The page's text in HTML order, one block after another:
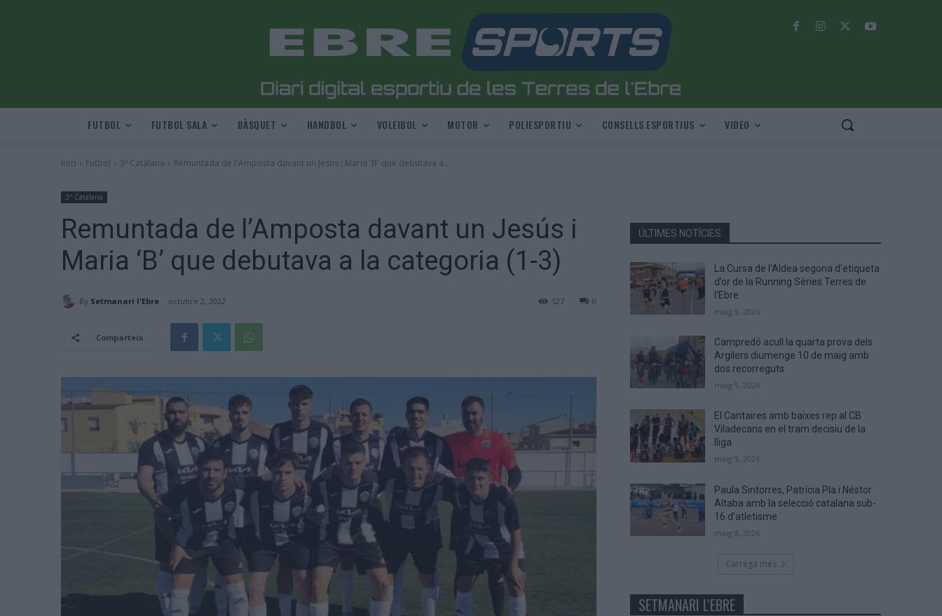
FUTBOL FUTBOL SALA BÀSQUET HANDBOL VOLEIBOL MOTOR POLIESPORTIU CONSELLS ESPORTIUS VIDEO
Inici Futbol 3ª Catalana Remuntada de l'Amposta davant un Jesús i Maria 'B' que debutava a...
3ª Catalana
Remuntada de l’Amposta davant un Jesús i
Maria ‘B’ que debutava a la categoria (1-3)
By Setmanari l'Ebre octubre 2, 2022 0
527
Comparteix
ÚLTIMES NOTÍCIES
La Cursa de l’Aldea segona d’etiqueta
d’or de la Running Sèries Terres de
l’Ebre
maig 9, 2026
Campredó acull la quarta prova dels
Argilers diumenge 10 de maig amb
dos recorreguts
maig 9, 2026
El Cantaires amb baixes rep al CB
Viladecans en el tram decisiu de la
lliga
maig 9, 2026
Paula Sintorres, Patrícia Pla i Néstor
Altaba amb la selecció catalana sub-
16 d’atletisme
maig 8, 2026
Carrega més
SETMANARI L'EBRE